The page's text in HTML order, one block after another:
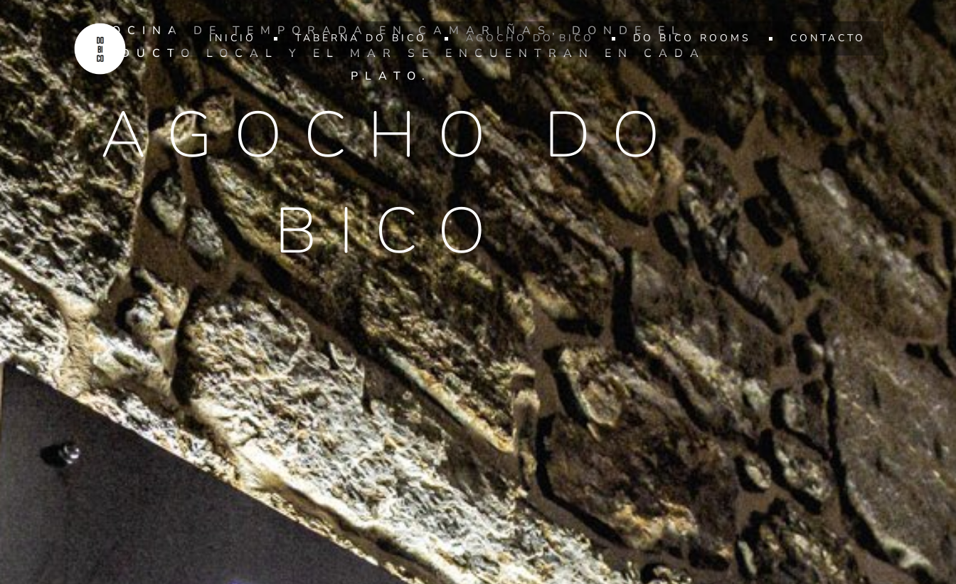
INICIO TABERNA DO BICO AGOCHO DO BICO DO BICO ROOMS CONTACTO
COCINA DE TEMPORADA EN CAMARIÑAS, DONDE EL
PRODUCTO LOCAL Y EL MAR SE ENCUENTRAN EN CADA
PLATO.
AGOCHO DO
BICO